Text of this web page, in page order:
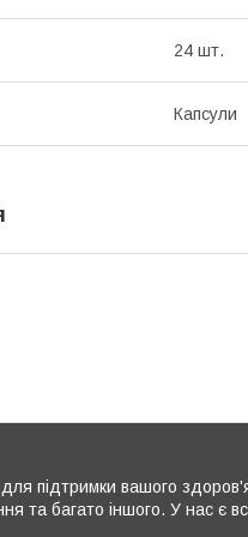
24 шт.
Капсули
підтримки вашого
та багато іншого. У нас є